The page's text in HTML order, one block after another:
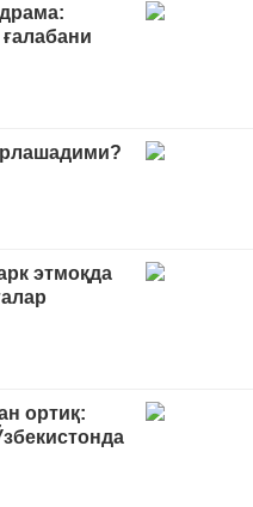
этмоқда
ортиқ: